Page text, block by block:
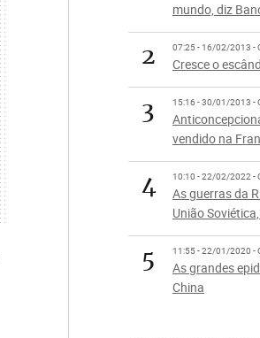
mundo, diz
2 07:25 - 16/02/2013 -
Cresce o
3 15:16 - 30/01/2013 -
vendido na
4 10:10 - 22/02/2022 -
As guerras da
União
5 11:55 - 22/01/2020 -
As grandes
China